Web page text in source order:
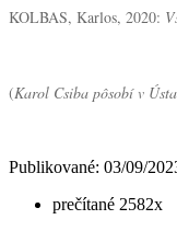
KOLBAS, Karlos, 2020:
(Karol Csiba pôsobí v
Publikované: 03/09/
prečítané 2582x